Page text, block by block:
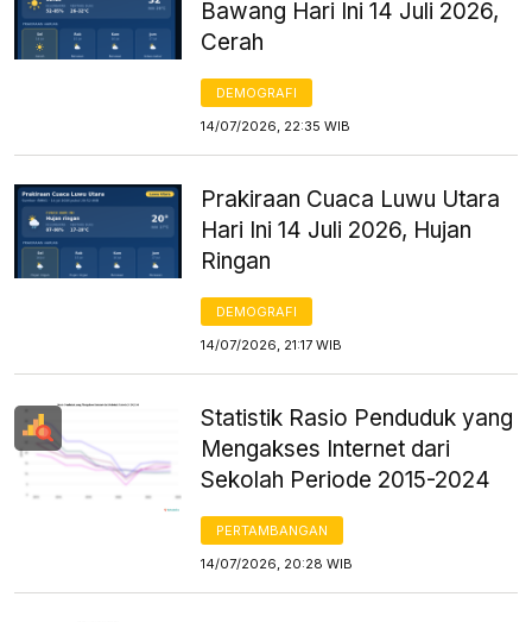
Bawang Hari Ini 14 Juli 2026,
Cerah
DEMOGRAFI
14/07/2026, 22:35 WIB
Prakiraan Cuaca Luwu Utara
Hari Ini 14 Juli 2026, Hujan
Ringan
DEMOGRAFI
14/07/2026, 21:17 WIB
Statistik Rasio Penduduk yang
Mengakses Internet dari
Sekolah Periode 2015-2024
PERTAMBANGAN
14/07/2026, 20:28 WIB